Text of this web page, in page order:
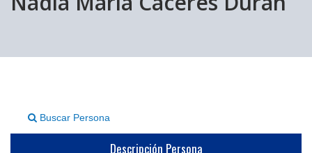
Buscar Persona
Descripción Persona